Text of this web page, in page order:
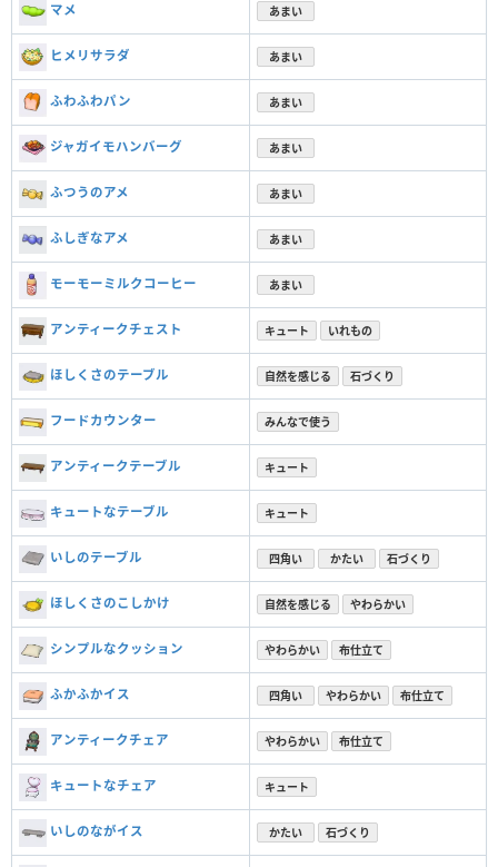
マメ あまい
ヒメリサラダ あまい
ふわふわパン あまい
ジャガイモハンバーグ あまい
ふつうのアメ あまい
ふしぎなアメ あまい
モーモーミルクコーヒー あまい
アンティークチェスト キュート いれもの
ほしくさのテーブル 自然を感じる 石づくり
フードカウンター みんなで使う
アンティークテーブル キュート
キュートなテーブル キュート
いしのテーブル 四角い かたい 石づくり
ほしくさのこしかけ 自然を感じる やわらかい
シンプルなクッション やわらかい 布仕立て
ふかふかイス 四角い やわらかい 布仕立て
アンティークチェア やわらかい 布仕立て
キュートなチェア キュート
いしのながイス かたい 石づくり